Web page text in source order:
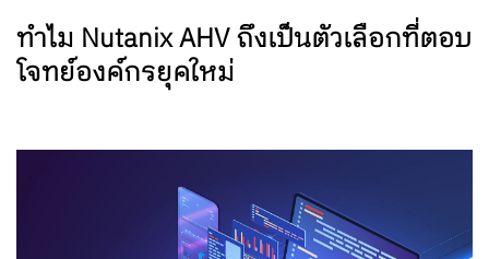
ทำไม Nutanix AHV ถึงเป็นตัวเลือกที่ตอบ
โจทย์องค์กรยุคใหม่